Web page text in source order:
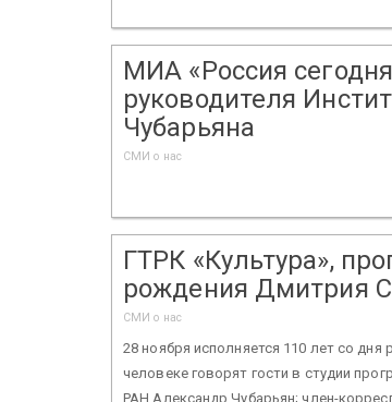
МИА «Россия
руководителя
Чубарьяна
СМИ о нас
ГТРК «Культура»,
рождения Дмитрия
СМИ о нас
28 ноября исполняется 110 лет со
человеке говорят гости в студии
РАН Александр Чубарьян; член-